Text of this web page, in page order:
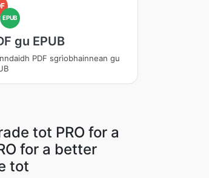
EPUB
gu EPUB
PDF sgrìobhainnean gu
tot PRO for a
for a better
tot